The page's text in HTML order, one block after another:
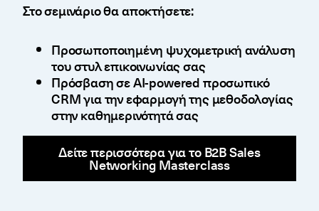
Στο σεμινάριο θα αποκτήσετε:
Προσωποποιημένη ψυχομετρική ανάλυση
του στυλ επικοινωνίας σας
Πρόσβαση σε AI-powered προσωπικό
CRM για την εφαρμογή της μεθοδολογίας
στην καθημερινότητά σας
Δείτε περισσότερα για το B2B Sales
Networking Masterclass